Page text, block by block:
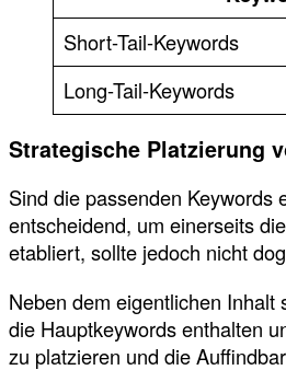
Short-Tail-Keywords
Long-Tail-Keywords
Strategische Platzierung
Sind die passenden Keywords
entscheidend, um einerseits
etabliert, sollte jedoch nicht
Neben dem eigentlichen
die Hauptkeywords enthalten
zu platzieren und die